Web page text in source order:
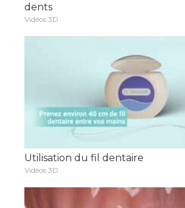
dents
Vidéos 3D
Utilisation du fil dentaire
Vidéos 3D